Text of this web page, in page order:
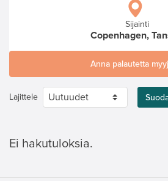
Sijainti
Copenhagen,
Anna palautetta
Lajittele
Ei hakutuloksia.